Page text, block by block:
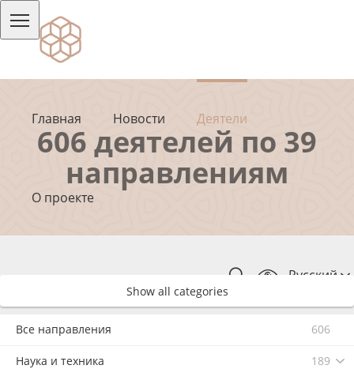
Главная Новости Деятели
О проекте
Русский
606 деятелей по 39
направлениям
Show all categories
Все направления 606
Наука и техника 189